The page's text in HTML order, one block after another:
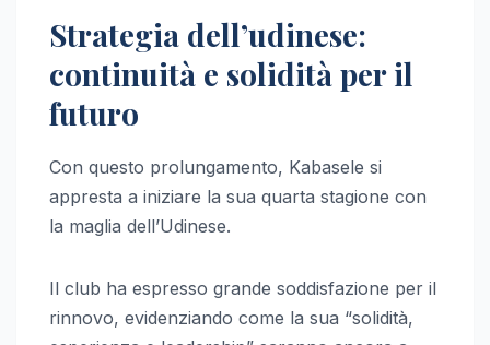
Strategia dell’udinese:
continuità e solidità per il
futuro
Con questo prolungamento, Kabasele si
appresta a iniziare la sua quarta stagione con
la maglia dell’Udinese.
Il club ha espresso grande soddisfazione per il
rinnovo, evidenziando come la sua “solidità,